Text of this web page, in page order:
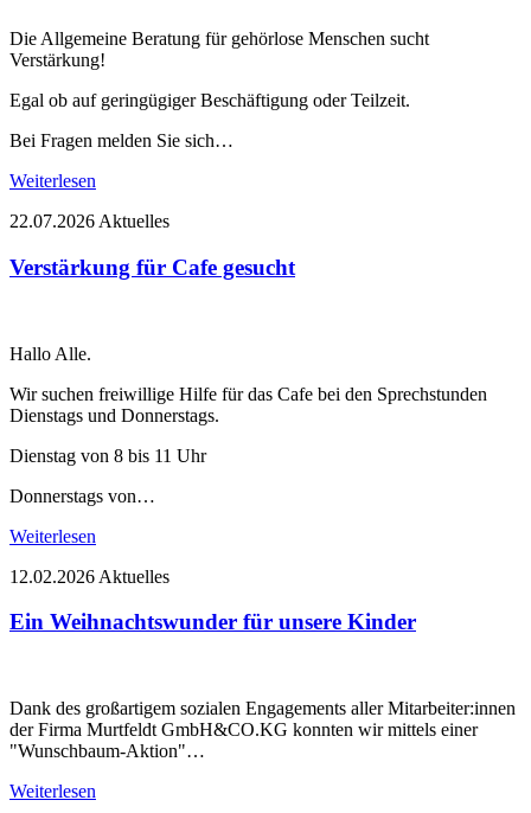
Die Allgemeine Beratung für gehörlose Menschen sucht
Verstärkung!
Egal ob auf geringügiger Beschäftigung oder Teilzeit.
Bei Fragen melden Sie sich…
Weiterlesen
22.07.2026 Aktuelles
Verstärkung für Cafe gesucht
Hallo Alle.
Wir suchen freiwillige Hilfe für das Cafe bei den Sprechstunden
Dienstags und Donnerstags.
Dienstag von 8 bis 11 Uhr
Donnerstags von…
Weiterlesen
12.02.2026 Aktuelles
Ein Weihnachtswunder für unsere Kinder
Dank des großartigem sozialen Engagements aller Mitarbeiter:innen
der Firma Murtfeldt GmbH&CO.KG konnten wir mittels einer
"Wunschbaum-Aktion"…
Weiterlesen